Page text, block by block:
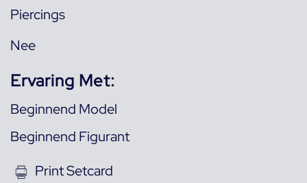
Piercings
Nee
Ervaring Met:
Beginnend Model
Beginnend Figurant
Print Setcard